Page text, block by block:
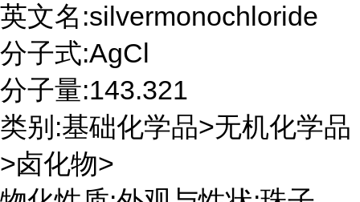
英文名:silvermonochloride
分子式:AgCl
分子量:143.321
类别:基础化学品>无机化学品
>卤化物>